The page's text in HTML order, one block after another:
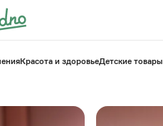
Красота и здоровье⁠Детские товары